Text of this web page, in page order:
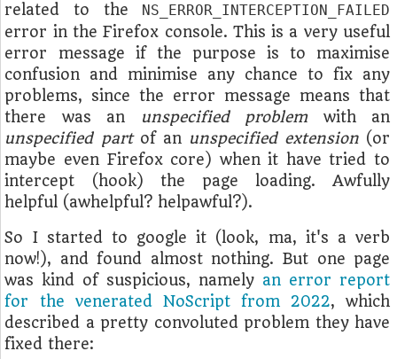
related to the
NS_ERROR_INTERCEPTION_FAILED
error in the Firefox console. This is a very useful
error message if the purpose is to maximise
confusion and minimise any chance to fix any
problems, since the error message means that
there was an
unspecified problemwith an
unspecified partof an unspecified extension(or
maybe even Firefox core) when it have tried to
intercept (hook) the page loading. Awfully
helpful (awhelpful? helpawful?).
So I started to google it (look, ma, it's a verb
now!), and found almost nothing. But one page
was kind of suspicious, namely an error report
for the venerated NoScript from 2022, which
described a pretty convoluted problem they have
fixed there: